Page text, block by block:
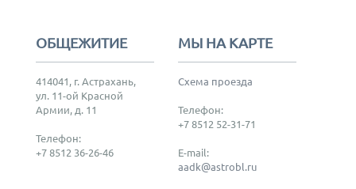
ОБЩЕЖИТИЕ
414041, г. Астрахань,
ул. 11-ой Красной
Армии, д. 11
Телефон:
+7 8512 36-26-46
МЫ НА КАРТЕ
Схема проезда
Телефон:
+7 8512 52-31-71
E-mail:
aadk@astrobl.ru